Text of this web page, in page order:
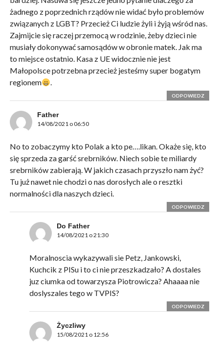
żadnego z poprzednich rządów nie widać było problemów
związanych z LGBT? Przecież Ci ludzie żyli i żyją wśród nas.
Zajmijcie się raczej przemocą w rodzinie, żeby dzieci nie
musiały dokonywać samosądów w obronie matek. Jak ma
to miejsce ostatnio. Kasa z UE widocznie nie jest
Małopolsce potrzebna przecież jesteśmy super bogatym
regionem
.
ODPOWIEDZ
Father
14/08/2021 o 06:50
No to zobaczymy kto Polak a kto pe….likan. Okaże się, kto
się sprzeda za garść srebrników. Niech sobie te miliardy
srebrników zabierają. W jakich czasach przyszło nam żyć?
Tu już nawet nie chodzi o nas dorosłych ale o resztki
normalności dla naszych dzieci.
ODPOWIEDZ
Do Father
14/08/2021 o 21:30
Moralnoscia wykazywali sie Petz, Jankowski,
Kuchcik z PISu i to ci nie przeszkadzało? A dostales
juz ciumka od towarzysza Piotrowicza? Ahaaaa nie
doslyszales tego w TVPIS?
ODPOWIEDZ
Życzliwy
15/08/2021 o 12:56